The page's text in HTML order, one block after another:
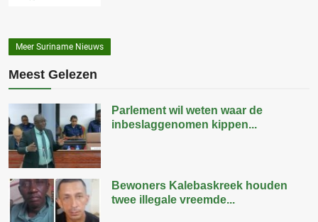
Meer Suriname Nieuws
Meest Gelezen
Parlement wil weten waar de
inbeslaggenomen kippen...
Bewoners Kalebaskreek houden
twee illegale vreemde...